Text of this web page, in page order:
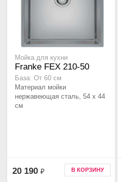
Мойка для кухни
Franke FEX 210-50
База: От 60 см
Материал мойки
нержавеющая сталь, 54 x 44
см
20 190 ₽ В КОРЗИНУ